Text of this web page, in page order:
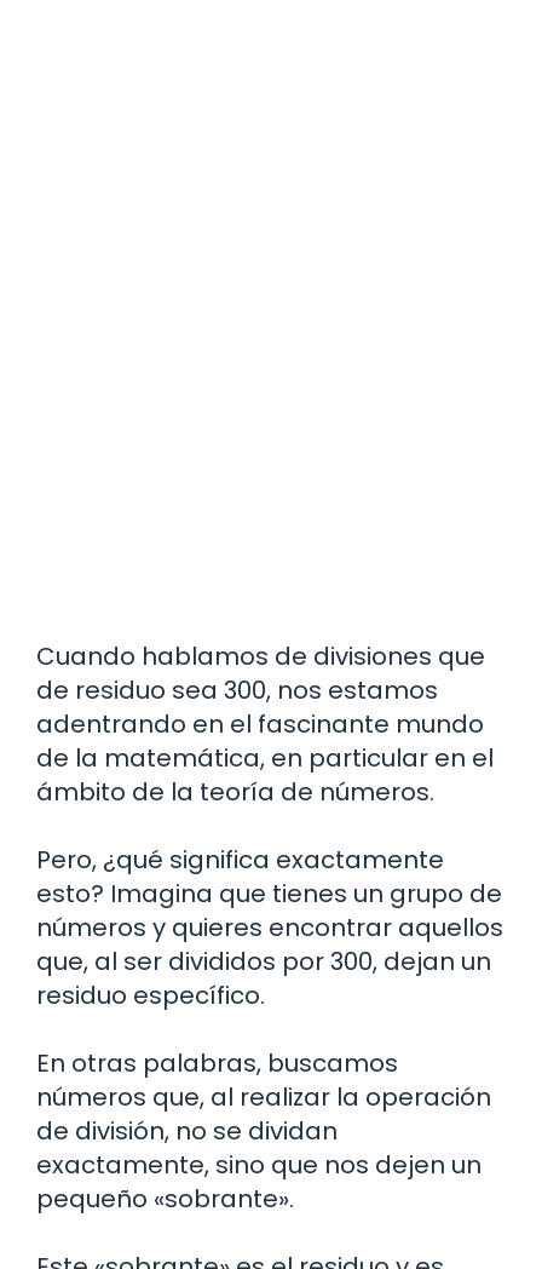
Cuando hablamos de divisiones que
de residuo sea 300, nos estamos
adentrando en el fascinante mundo
de la matemática, en particular en el
ámbito de la teoría de números.
Pero, ¿qué significa exactamente
esto? Imagina que tienes un grupo de
números y quieres encontrar aquellos
que, al ser divididos por 300, dejan un
residuo específico.
En otras palabras, buscamos
números que, al realizar la operación
de división, no se dividan
exactamente, sino que nos dejen un
pequeño «sobrante».